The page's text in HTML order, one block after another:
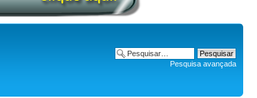
Pesquisa avançada